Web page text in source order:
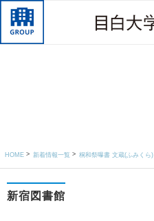
HOME 新着情報一覧 桐和祭曝書 文蔵(ふみくら)
新宿図書館